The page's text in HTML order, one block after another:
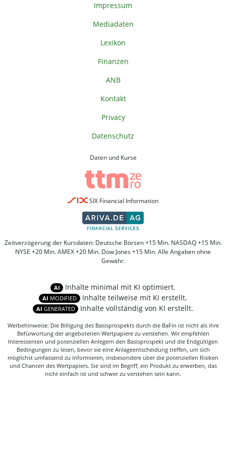
Impressum
Mediadaten
Lexikon
Finanzen
ANB
Kontakt
Privacy
Datenschutz
Daten und Kurse
SIX Financial Information
Zeitverzögerung der Kursdaten: Deutsche Börsen +15 Min. NASDAQ +15 Min.
NYSE +20 Min. AMEX +20 Min. Dow Jones +15 Min. Alle Angaben ohne
Gewähr.
AI Inhalte minimal mit KI optimiert.
AI MODIFIED Inhalte teilweise mit KI erstellt.
AI GENERATED Inhalte vollständig von KI erstellt.
Werbehinweise: Die Billigung des Basisprospekts durch die BaFin ist nicht als ihre
Befürwortung der angebotenen Wertpapiere zu verstehen. Wir empfehlen
Interessenten und potenziellen Anlegern den Basisprospekt und die Endgültigen
Bedingungen zu lesen, bevor sie eine Anlageentscheidung treffen, um sich
möglichst umfassend zu informieren, insbesondere über die potenziellen Risiken
und Chancen des Wertpapiers. Sie sind im Begriff, ein Produkt zu erwerben, das
nicht einfach ist und schwer zu verstehen sein kann.